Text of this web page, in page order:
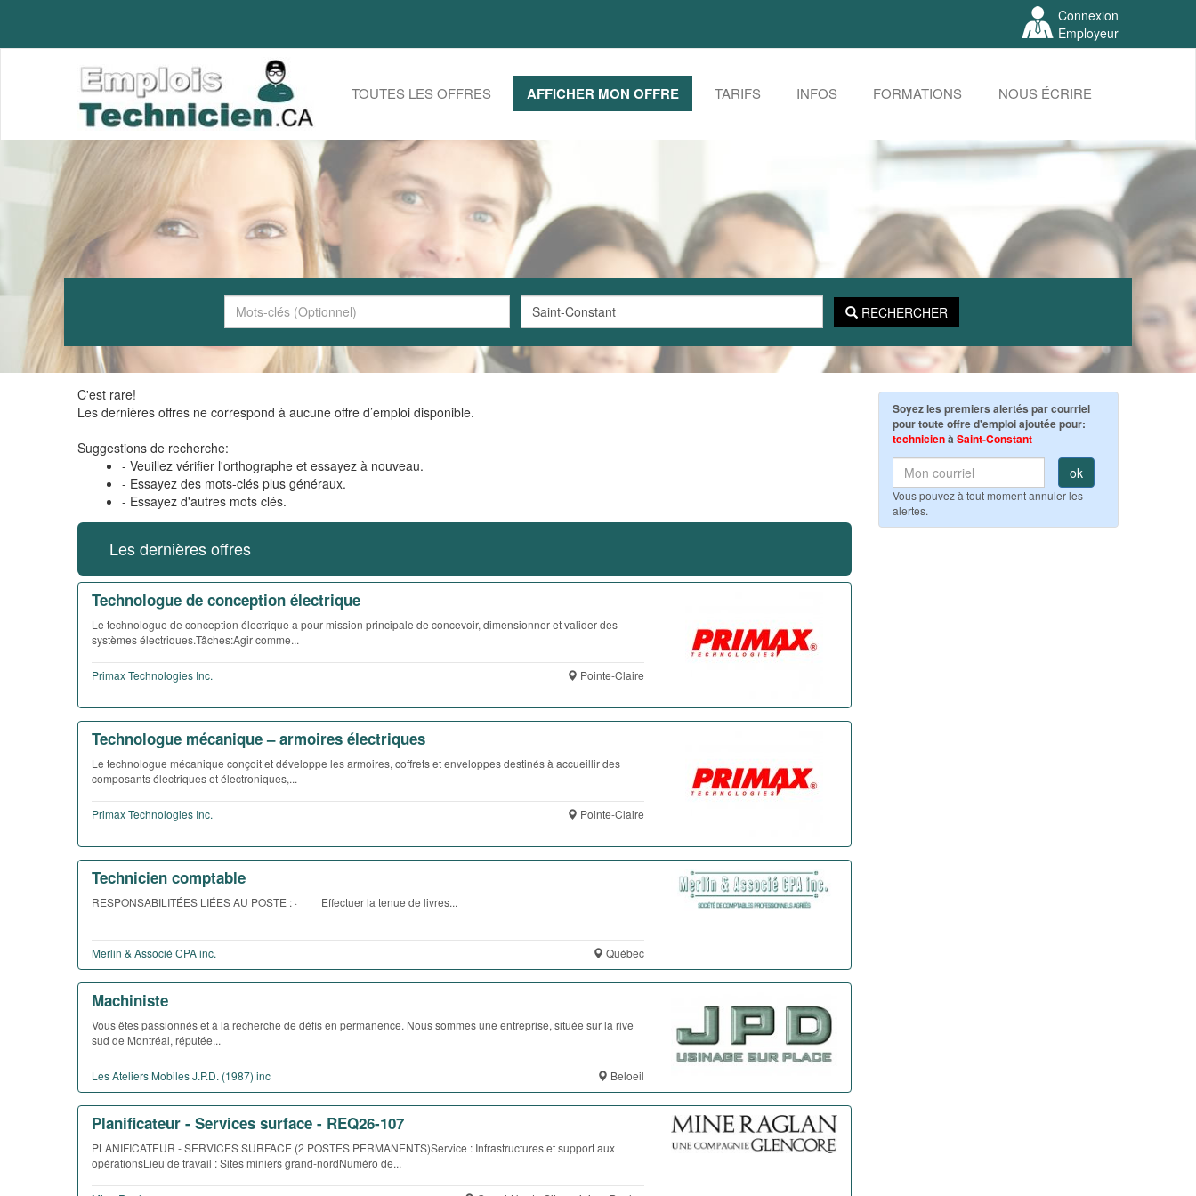
Connexion
Employeur
TOUTES LES OFFRES AFFICHER MON OFFRE TARIFS INFOS FORMATIONS NOUS ÉCRIRE
RECHERCHER
C'est rare!
Les dernières offres ne correspond à aucune offre d’emploi disponible.
Suggestions de recherche:
- Veuillez vérifier l'orthographe et essayez à nouveau.
- Essayez des mots-clés plus généraux.
- Essayez d'autres mots clés.
Les dernières offres
Technologue de conception électrique
Le technologue de conception électrique a pour mission principale de concevoir, dimensionner et valider des
systèmes électriques.Tâches:Agir comme...
Primax Technologies Inc. Pointe-Claire
Technologue mécanique – armoires électriques
Le technologue mécanique conçoit et développe les armoires, coffrets et enveloppes destinés à accueillir des
composants électriques et électroniques,...
Primax Technologies Inc. Pointe-Claire
Technicien comptable
RESPONSABILITÉES LIÉES AU POSTE : · Effectuer la tenue de livres...
Merlin & Associé CPA inc. Québec
Machiniste
Vous êtes passionnés et à la recherche de défis en permanence. Nous sommes une entreprise, située sur la rive
sud de Montréal, réputée...
Les Ateliers Mobiles J.P.D. (1987) inc Beloeil
Planificateur - Services surface - REQ26-107
PLANIFICATEUR - SERVICES SURFACE (2 POSTES PERMANENTS)Service : Infrastructures et support aux
opérationsLieu de travail : Sites miniers grand-nordNuméro de...
Soyez les premiers alertés par courriel
pour toute offre d'emploi ajoutée pour:
technicienà Saint-Constant
ok
Vous pouvez à tout moment annuler les
alertes.